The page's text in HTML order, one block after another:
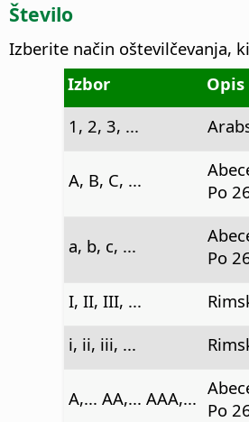
Število
Izberite način oštevilčevanja,
Izbor
Opis
1, 2, 3, ...
A, B, C, ...
Po
a, b, c, ...
Po
I, II, III, ...
i, ii, iii, ...
A,... AA,... AAA,...
Po